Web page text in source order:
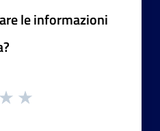
le informazioni